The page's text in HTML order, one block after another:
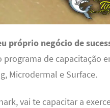
próprio negócio de
programa de capacitação
Microdermal e Surface.
vai te capacitar a